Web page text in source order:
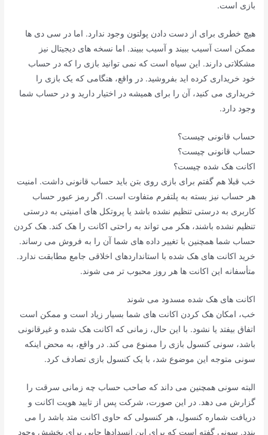
بازی است.
هیچ خطری برای از دست دادن پولتون وجود ندارد. اما در سی دی ها
ممکن است آسیب ببیند و آسیب ببیند. اما نسخه های دیجیتال نیز
مشکلاتی دارند. این سیاه است که نمی توانید بازی را که در حساب
خود خریداری کرده اید بفروشید. در واقع، هنگامی که یک بازی را
خریداری می کنید، آن را برای همیشه در اختیار دارید و در حساب شما
وجود دارد.
حساب قانونی چیست؟
حساب قانونی چیست؟
اکانت هک شده چیست؟
خب قبلا هم گفتم برای بازی روی بتن باید حساب قانونی داشت. امنیت
هر حساب نیز بسته به پلتفرم متفاوت است. اگر رمز عبور حساب
کاربری به درستی تنظیم نشده باشد یا پروتکل های امنیتی به درستی
تنظیم نشده باشند، هکر می تواند به راحتی اکانت را هک کند. هک کردن
حساب شما همچنین با تغییر داده های شما آن را به فروش می رساند.
خرید اکانت های هک شده با استانداردهای اخلاقی جامع مطابقت ندارد.
متأسفانه این اکانت ها هر روز محبوب تر می شوند.
اکانت های هک شده مسدود می شوند
خب، امکان هک کردن اکانت های شما بسیار زیاد است و ممکن است
اتفاق بیفتد یا نشود. با این حال، زمانی که اکانت هک شده و غیرقانونی
باشد، سونی کنسول بازی را ممنوع می کند. در واقع، به محض اینکه
سونی متوجه این موضوع شد، با یک کنسول بازی تصادف کرد.
البته سونی همچنین می داند که صاحب حساب چه زمانی سرقت را
گزارش می دهد. در این صورت، شرکت پس از تایید هویت اکانت و
دریافت شماره کنسول، هر کنسولی که حاوی اکانت متد باشد را می
بندد. سونی گفته است که برای این انسدادها جایی برای بخشش وجود